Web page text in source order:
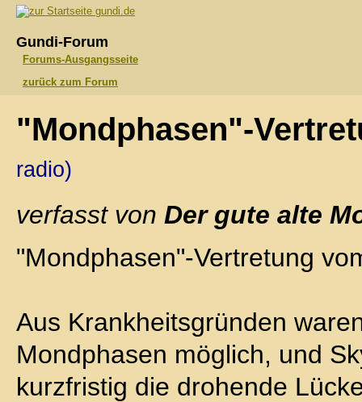
gundi.de
Gundi-Forum
Forums-Ausgangsseite
zurück zum Forum
"Mondphasen"-
radio)
verfasst von Der gute alte
"Mondphasen"-Vertretung
Aus Krankheitsgründen
Mondphasen möglich, und
kurzfristig die drohende